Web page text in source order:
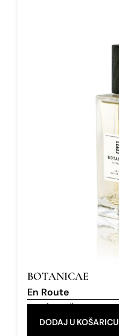
BOTANICAE
En Route
Eau de Parfum
DODAJ U KOŠARICU